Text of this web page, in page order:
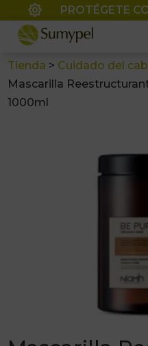
 PROTÉGETE
Tienda > Cuidado del
Mascarilla
1000ml